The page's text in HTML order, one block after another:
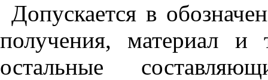
Допускается в
получения, материал
остальные